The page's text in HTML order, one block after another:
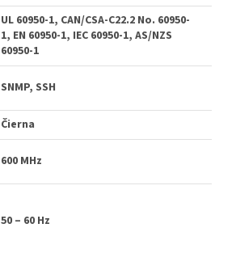
UL 60950-1, CAN/CSA-C22.2 No. 60950-
1, EN 60950-1, IEC 60950-1, AS/NZS
60950-1
SNMP, SSH
Čierna
600 MHz
50 – 60 Hz